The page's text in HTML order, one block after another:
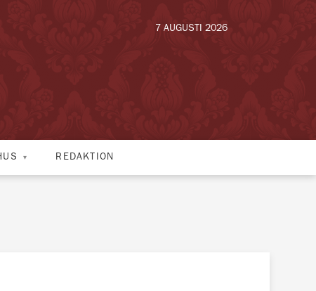
7 AUGUSTI 2026
REDAKTION